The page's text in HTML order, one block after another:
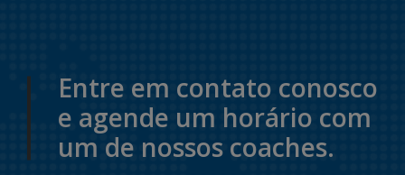
Entre em contato conosco
e agende um horário com
um de nossos coaches.